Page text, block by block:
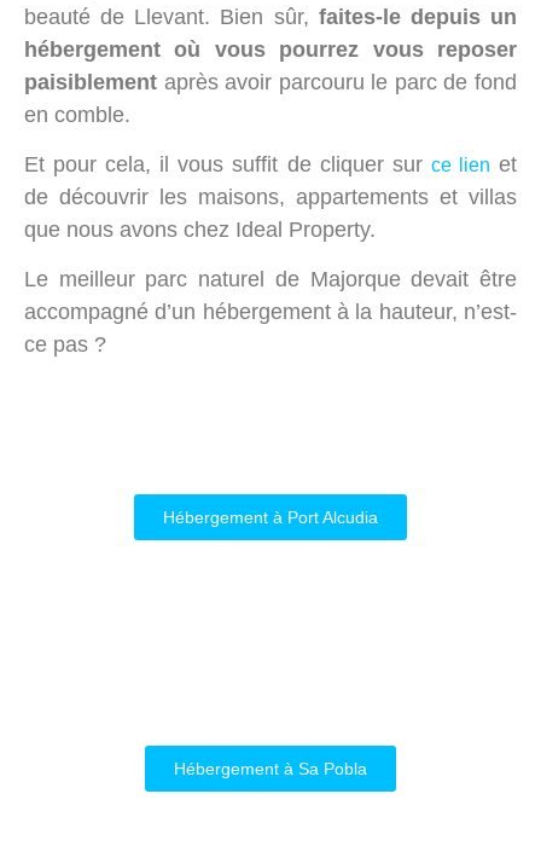
beauté de Llevant. Bien sûr, faites-le depuis un
hébergement où vous pourrez vous reposer
paisiblement après avoir parcouru le parc de fond
en comble.
Et pour cela, il vous suffit de cliquer sur ce lien et
de découvrir les maisons, appartements et villas
que nous avons chez Ideal Property.
Le meilleur parc naturel de Majorque devait être
accompagné d’un hébergement à la hauteur, n’est-
ce pas ?
Hébergement à Port Alcudia
Hébergement à Sa Pobla